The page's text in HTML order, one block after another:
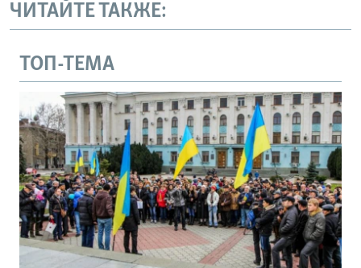
ЧИТАЙТЕ ТАКЖЕ:
ТОП-ТЕМА